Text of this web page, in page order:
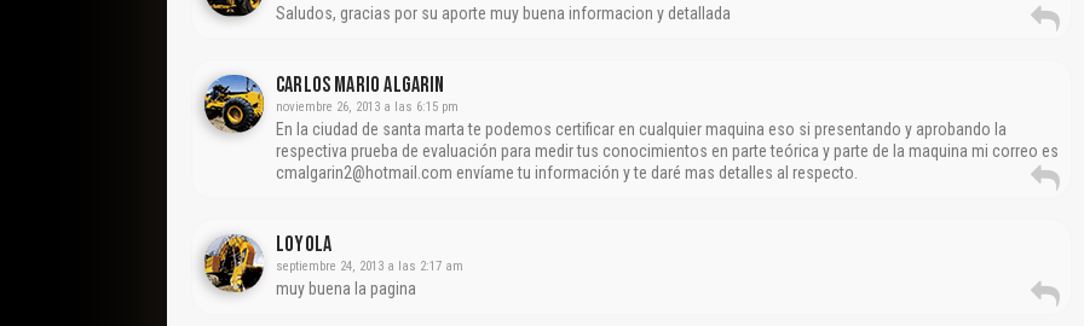
Saludos, gracias por su aporte muy buena informacion y detallada
Carlos Mario Algarin
noviembre 26, 2013 a las 6:15 pm
En la ciudad de santa marta te podemos certificar en cualquier maquina eso si presentando y aprobando la
respectiva prueba de evaluación para medir tus conocimientos en parte teórica y parte de la maquina mi correo es
cmalgarin2@hotmail.com envíame tu información y te daré mas detalles al respecto.
Loyola
septiembre 24, 2013 a las 2:17 am
muy buena la pagina
El Título es incorrecto según el contenido.
Reportar otro tipo de error...